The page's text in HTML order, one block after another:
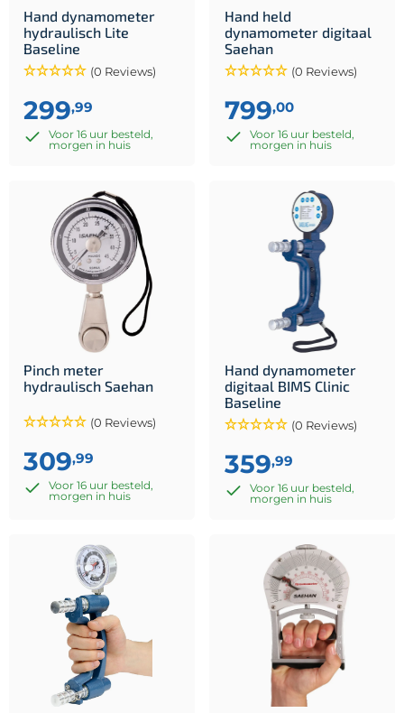
Hand dynamometer
hydraulisch Lite
Baseline
(0 Reviews)
299,99
Voor 16 uur besteld,
morgen in huis
Hand held
dynamometer digitaal
Saehan
(0 Reviews)
799,00
Voor 16 uur besteld,
morgen in huis
Pinch meter
hydraulisch Saehan
(0 Reviews)
309,99
Voor 16 uur besteld,
morgen in huis
Hand dynamometer
digitaal BIMS Clinic
Baseline
(0 Reviews)
359,99
Voor 16 uur besteld,
morgen in huis